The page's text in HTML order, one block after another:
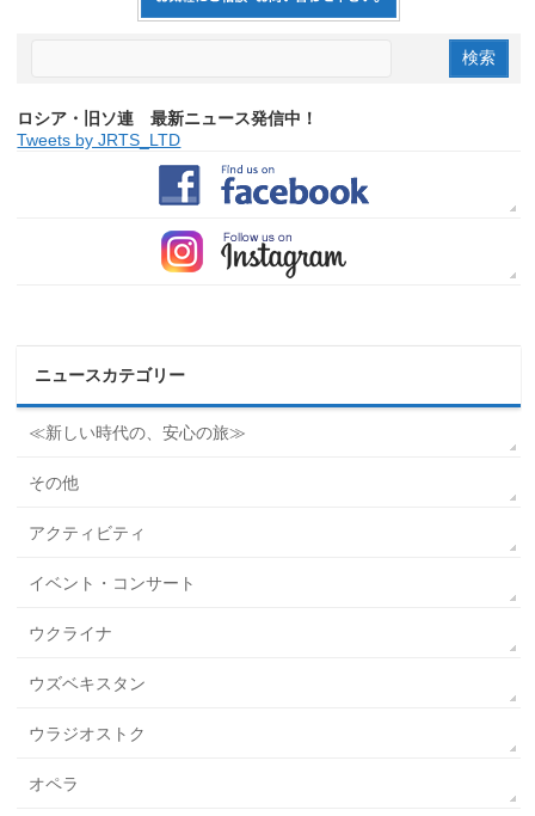
ロシア・旧ソ連 最新ニュース発信中！
Tweets by JRTS_LTD
ニュースカテゴリー
≪新しい時代の、安心の旅≫
その他
アクティビティ
イベント・コンサート
ウクライナ
ウズベキスタン
ウラジオストク
オペラ